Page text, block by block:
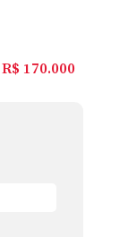
R$ 170.000